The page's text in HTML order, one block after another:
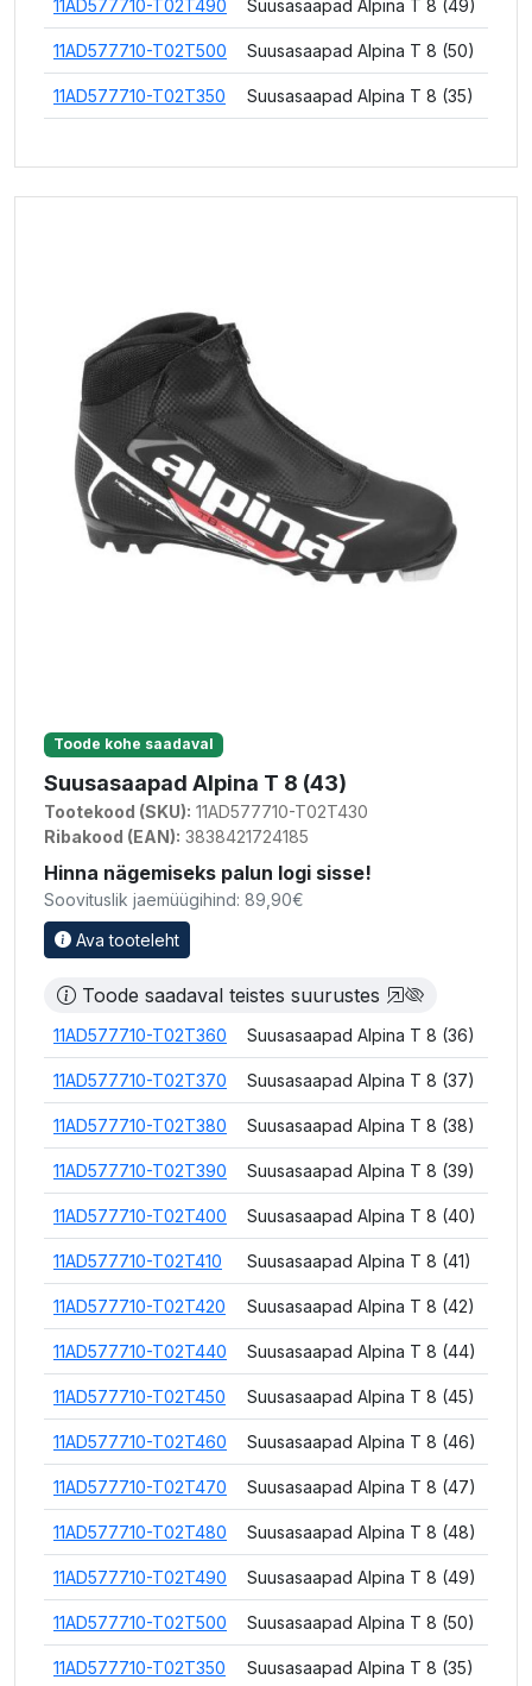
11AD577710-T02T490 Suusasaapad Alpina T 8 (49)
11AD577710-T02T500 Suusasaapad Alpina T 8 (50)
11AD577710-T02T350 Suusasaapad Alpina T 8 (35)
Toode kohe saadaval
Suusasaapad Alpina T 8 (43)
Tootekood (SKU): 11AD577710-T02T430
Ribakood (EAN): 3838421724185
Hinna nägemiseks palun logi sisse!
Soovituslik jaemüügihind: 89,90€
Ava tooteleht
Toode saadaval teistes suurustes
11AD577710-T02T360 Suusasaapad Alpina T 8 (36)
11AD577710-T02T370 Suusasaapad Alpina T 8 (37)
11AD577710-T02T380 Suusasaapad Alpina T 8 (38)
11AD577710-T02T390 Suusasaapad Alpina T 8 (39)
11AD577710-T02T400 Suusasaapad Alpina T 8 (40)
11AD577710-T02T410 Suusasaapad Alpina T 8 (41)
11AD577710-T02T420 Suusasaapad Alpina T 8 (42)
11AD577710-T02T440 Suusasaapad Alpina T 8 (44)
11AD577710-T02T450 Suusasaapad Alpina T 8 (45)
11AD577710-T02T460 Suusasaapad Alpina T 8 (46)
11AD577710-T02T470 Suusasaapad Alpina T 8 (47)
11AD577710-T02T480 Suusasaapad Alpina T 8 (48)
11AD577710-T02T490 Suusasaapad Alpina T 8 (49)
11AD577710-T02T500 Suusasaapad Alpina T 8 (50)
11AD577710-T02T350 Suusasaapad Alpina T 8 (35)